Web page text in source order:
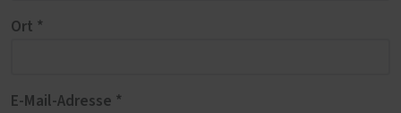
Ort *
E-Mail-Adresse *